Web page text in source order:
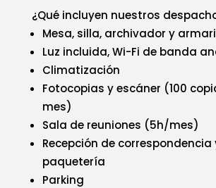
¿Qué incluyen nuestros
Mesa, silla, archivador y
Luz incluida, Wi-Fi de banda
Climatización
Fotocopias y escáner (100
mes)
Sala de reuniones (5h/mes)
Recepción de correspondencia
paquetería
Parking